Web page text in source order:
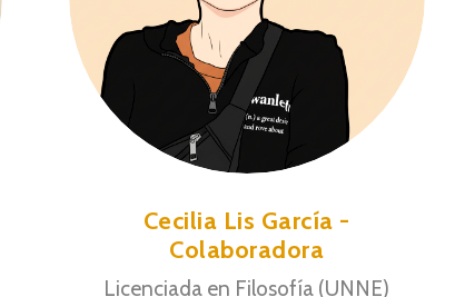
Cecilia Lis García -
Colaboradora
Licenciada en Filosofía (UNNE)